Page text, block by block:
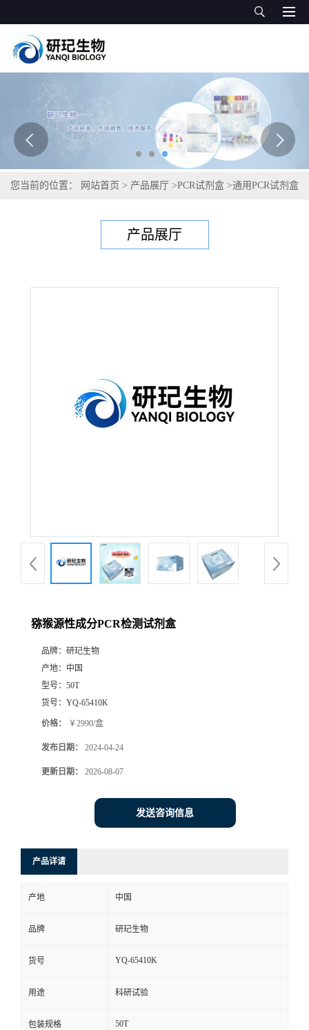
您当前的位置： 网站首页 > 产品展厅 >PCR试剂盒 >通用PCR试剂盒
产品展厅
猕猴源性成分PCR检测试剂盒
品牌： 研玘生物
产地： 中国
型号： 50T
货号： YQ-65410K
价格： ￥2990/盒
发布日期： 2024-04-24
更新日期： 2026-08-07
发送咨询信息
产品详请
产地 中国
品牌 研玘生物
货号 YQ-65410K
用途 科研试验
包装规格 50T